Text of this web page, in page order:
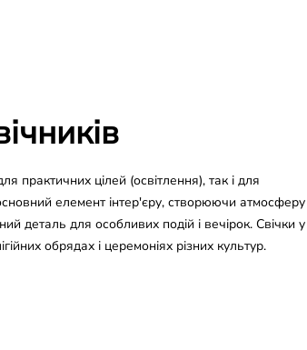
практичних цілей (освітлення), так і для
елемент інтер'єру, створюючи атмосферу
деталь для особливих подій і вечірок. Свічки у
обрядах і церемоніях різних культур.